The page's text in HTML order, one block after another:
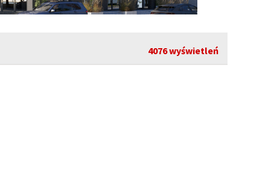
4076 wyświetleń